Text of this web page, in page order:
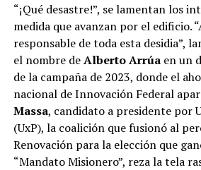
“¡Qué desastre!”, se lamentan los
medida que avanzan por el edificio.
responsable de toda esta desidia”,
el nombre deAlberto Arrúaen un
de la campaña de 2023, donde el
nacional de Innovación Federal
Massa, candidato a presidente por
(UxP), la coalición que fusionó al
Renovación para la elección que
“Mandato Misionero”, reza la tela